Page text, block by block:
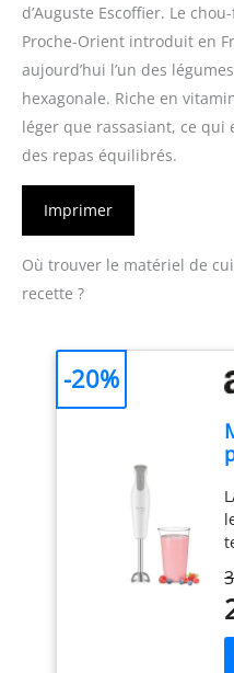
d’Auguste Escoffier. Le
Proche-Orient introduit en
aujourd’hui l’un des
hexagonale. Riche en
léger que rassasiant, ce
des repas équilibrés.
Imprimer
Où trouver le matériel de
recette ?
-20%